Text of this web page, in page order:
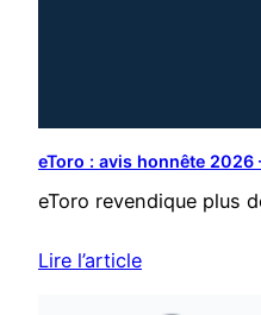
eToro : avis honnête
eToro revendique plus
Lire l’article